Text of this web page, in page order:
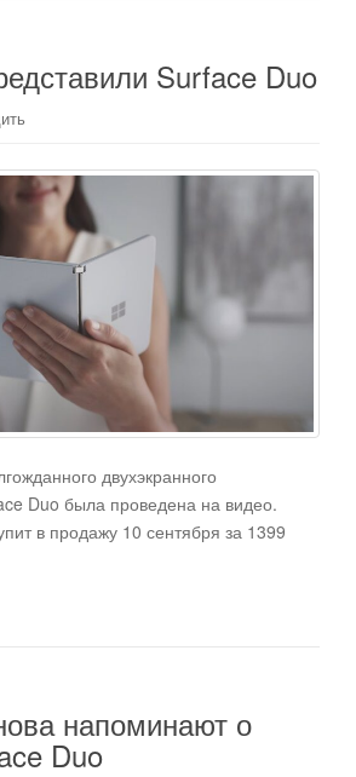
Surface Duo
двухэкранного
Duo была проведена на видео.
в продажу 10 сентября за 1399
напоминают о
Duo